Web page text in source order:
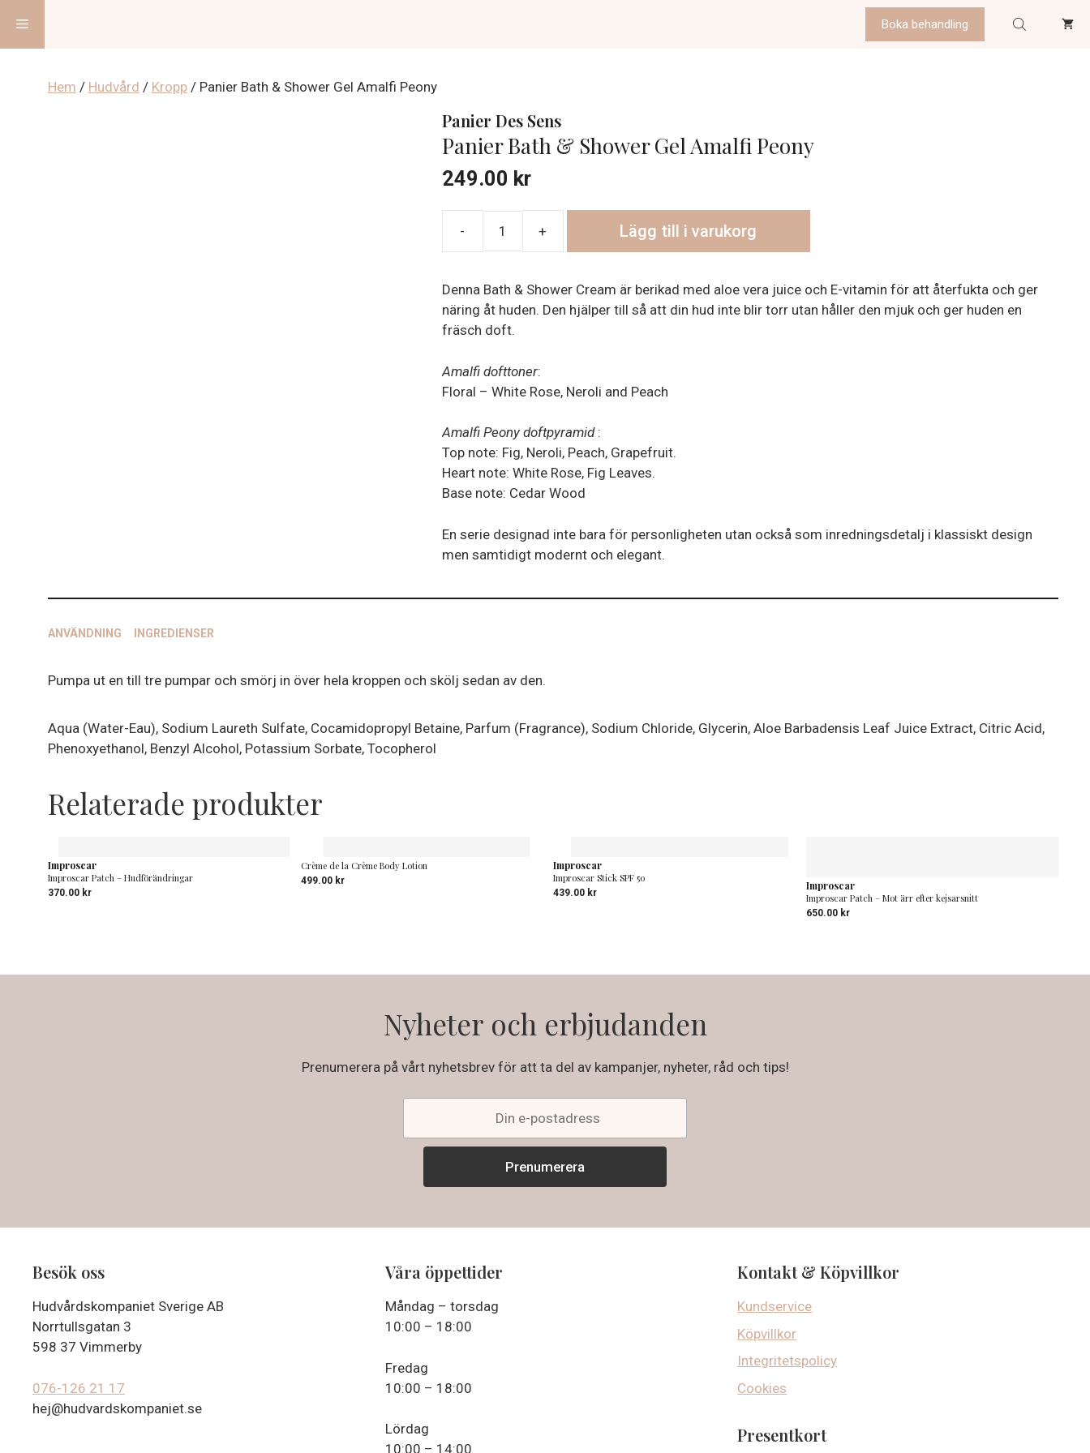
innehåll
Boka behandling
Meny
Hem / Hudvård / Kropp / Panier Bath & Shower Gel Amalfi Peony
Panier Des Sens
Panier Bath & Shower Gel Amalfi Peony
249.00 kr
Shower
Gel
mängd
Lägg till i varukorg
Denna Bath & Shower Cream är berikad med aloe vera juice och E-vitamin för att återfukta och ger
näring åt huden. Den hjälper till så att din hud inte blir torr utan håller den mjuk och ger huden en
fräsch doft.
Amalfi dofttoner:
Floral – White Rose, Neroli and Peach
Amalfi Peony doftpyramid:
Top note: Fig, Neroli, Peach, Grapefruit.
Heart note: White Rose, Fig Leaves.
Base note: Cedar Wood
En serie designad inte bara för personligheten utan också som inredningsdetalj i klassiskt design
men samtidigt modernt och elegant.
ANVÄNDNING INGREDIENSER
Pumpa ut en till tre pumpar och smörj in över hela kroppen och skölj sedan av den.
Aqua (Water-Eau), Sodium Laureth Sulfate, Cocamidopropyl Betaine, Parfum (Fragrance), Sodium Chloride, Glycerin, Aloe Barbadensis Leaf Juice Extract, Citric Acid,
Phenoxyethanol, Benzyl Alcohol, Potassium Sorbate, Tocopherol
Relaterade produkter
Improscar
Improscar Patch – Hudförändringar
370.00 kr
Crème de la Crème Body Lotion
499.00 kr
Improscar
Improscar Stick SPF 50
439.00 kr
Improscar
Improscar Patch – Mot ärr efter kejsarsnitt
650.00 kr
Nyheter och erbjudanden
Prenumerera på vårt nyhetsbrev för att ta del av kampanjer, nyheter, råd och tips!
Besök oss
Hudvårdskompaniet Sverige AB
Norrtullsgatan 3
598 37 Vimmerby
076-126 21 17
hej@hudvardskompaniet.se
Våra öppettider
Måndag – torsdag
10:00 – 18:00
Fredag
10:00 – 18:00
Lördag
10:00 – 14:00
Kontakt & Köpvillkor
Kundservice
Köpvillkor
Integritetspolicy
Cookies
Presentkort